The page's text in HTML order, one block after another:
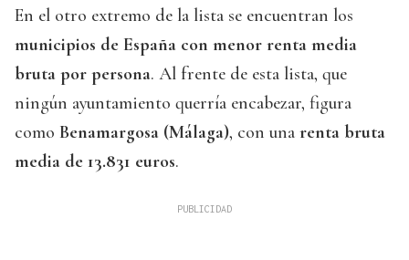
En el otro extremo de la lista se encuentran los
municipios de España con menor renta media
bruta por persona. Al frente de esta lista, que
ningún ayuntamiento querría encabezar, figura
como Benamargosa (Málaga), con una renta bruta
media de 13.831 euros.